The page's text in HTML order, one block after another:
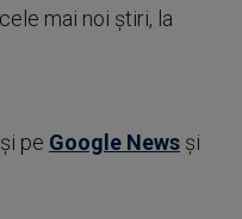
mai noi știri, la
şi pe Google News şi